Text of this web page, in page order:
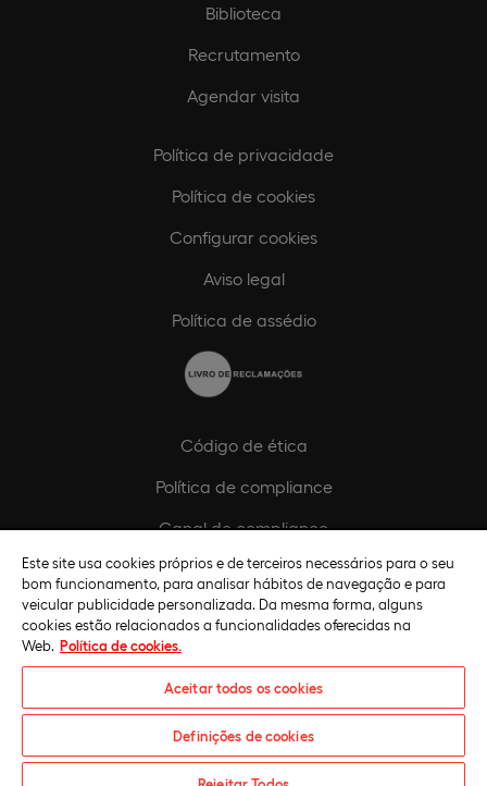
Biblioteca
Recrutamento
Agendar visita
Política de privacidade
Política de cookies
Configurar cookies
Aviso legal
Política de assédio
Código de ética
Política de compliance
Canal de compliance
Plano de Igualdade de Género
Universidade Europeia © 2026. Todos os direitos reservados
Este site usa cookies próprios e de terceiros necessários para o seu
bom funcionamento, para analisar hábitos de navegação e para
veicular publicidade personalizada. Da mesma forma, alguns
cookies estão relacionados a funcionalidades oferecidas na
Web. Política de cookies.
Aceitar todos os cookies
Definições de cookies